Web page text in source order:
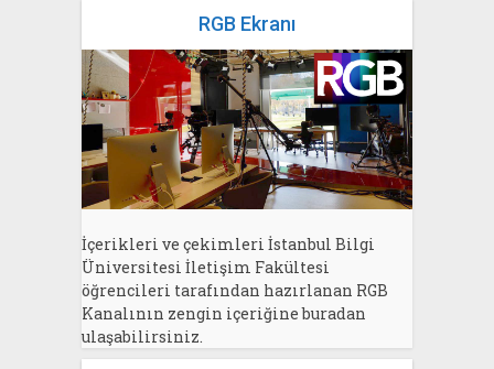
RGB Ekranı
İçerikleri ve çekimleri İstanbul Bilgi
Üniversitesi İletişim Fakültesi
öğrencileri tarafından hazırlanan RGB
Kanalının zengin içeriğine buradan
ulaşabilirsiniz.